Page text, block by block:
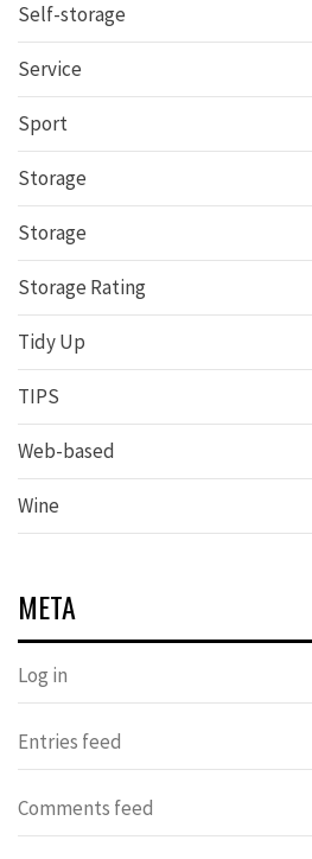
Self-storage
Service
Sport
Storage
Storage
Storage Rating
Tidy Up
TIPS
Web-based
Wine
META
Log in
Entries feed
Comments feed